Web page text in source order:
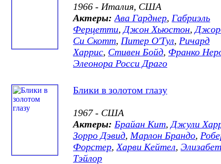
1966 - Италия, США
Актеры: Ава Гарднер, Габриэль
Ферцетти, Джон Хьюстон,
Си Скотт, Питер О'Тул, Ричард
Харрис, Стивен Бойд, Франко
Элеонора Росси Драго
Блики в золотом глазу
1967 - США
Актеры: Брайан Кит, Джули
Зорро Дэвид, Марлон Брандо,
Форстер, Харви Кейтел, Элизабет
Тэйлор